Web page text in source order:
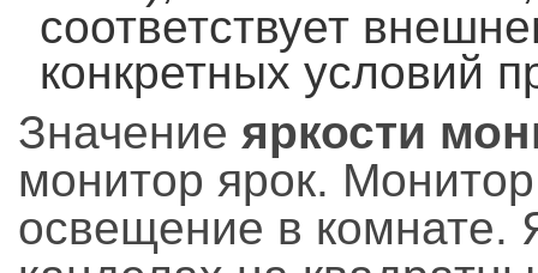
соответствует
конкретных условий
Значение яркости
монитор ярок.
освещение в комнате.